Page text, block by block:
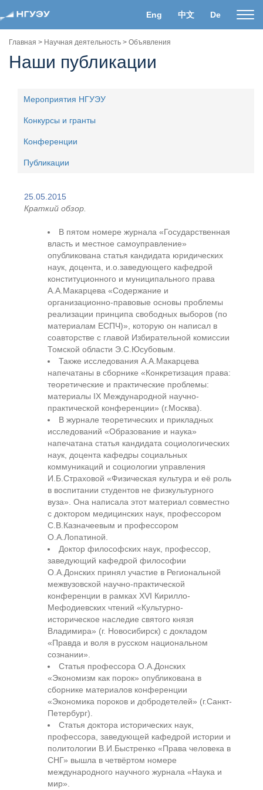
Eng 中文 De
Главная > Научная деятельность > Объявления
Наши публикации
Мероприятия НГУЭУ
Конкурсы и гранты
Конференции
Публикации
25.05.2015
Краткий обзор.
В пятом номере журнала «Государственная
власть и местное самоуправление»
опубликована статья кандидата юридических
наук, доцента, и.о.заведующего кафедрой
конституционного и муниципального права
А.А.Макарцева «Содержание и
организационно-правовые основы проблемы
реализации принципа свободных выборов (по
материалам ЕСПЧ)», которую он написал в
соавторстве с главой Избирательной комиссии
Томской области Э.С.Юсубовым.
Также исследования А.А.Макарцева
напечатаны в сборнике «Конкретизация права:
теоретические и практические проблемы:
материалы IX Международной научно-
практической конференции» (г.Москва).
В журнале теоретических и прикладных
исследований «Образование и наука»
напечатана статья кандидата социологических
наук, доцента кафедры социальных
коммуникаций и социологии управления
И.Б.Страховой «Физическая культура и её роль
в воспитании студентов не физкультурного
вуза». Она написала этот материал совместно
с доктором медицинских наук, профессором
С.В.Казначеевым и профессором
О.А.Лопатиной.
Доктор философских наук, профессор,
заведующий кафедрой философии
О.А.Донских принял участие в Региональной
межвузовской научно-практической
конференции в рамках XVI Кирилло-
Мефодиевских чтений «Культурно-
историческое наследие святого князя
Владимира» (г. Новосибирск) с докладом
«Правда и воля в русском национальном
сознании».
Статья профессора О.А.Донских
«Экономизм как порок» опубликована в
сборнике материалов конференции
«Экономика пороков и добродетелей» (г.Санкт-
Петербург).
Статья доктора исторических наук,
профессора, заведующей кафедрой истории и
политологии В.И.Быстренко «Права человека в
СНГ» вышла в четвёртом номере
международного научного журнала «Наука и
мир».